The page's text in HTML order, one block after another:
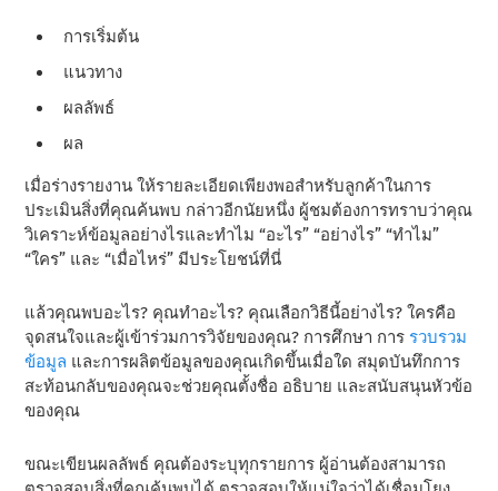
การเริ่มต้น
แนวทาง
ผลลัพธ์
ผล
เมื่อร่างรายงาน ให้รายละเอียดเพียงพอสําหรับลูกค้าในการ
ประเมินสิ่งที่คุณค้นพบ กล่าวอีกนัยหนึ่ง ผู้ชมต้องการทราบว่าคุณ
วิเคราะห์ข้อมูลอย่างไรและทําไม “อะไร” “อย่างไร” “ทําไม”
“ใคร” และ “เมื่อไหร่” มีประโยชน์ที่นี่
แล้วคุณพบอะไร? คุณทําอะไร? คุณเลือกวิธีนี้อย่างไร? ใครคือ
จุดสนใจและผู้เข้าร่วมการวิจัยของคุณ? การศึกษา การ รวบรวม
ข้อมูล และการผลิตข้อมูลของคุณเกิดขึ้นเมื่อใด สมุดบันทึกการ
สะท้อนกลับของคุณจะช่วยคุณตั้งชื่อ อธิบาย และสนับสนุนหัวข้อ
ของคุณ
ขณะเขียนผลลัพธ์ คุณต้องระบุทุกรายการ ผู้อ่านต้องสามารถ